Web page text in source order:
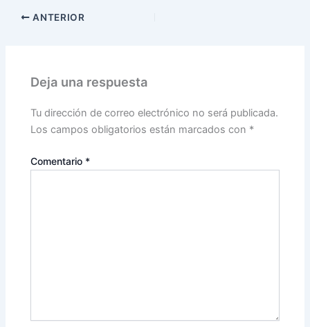
ANTERIOR
Deja una respuesta
Tu dirección de correo electrónico no será publicada.
Los campos obligatorios están marcados con *
Comentario *